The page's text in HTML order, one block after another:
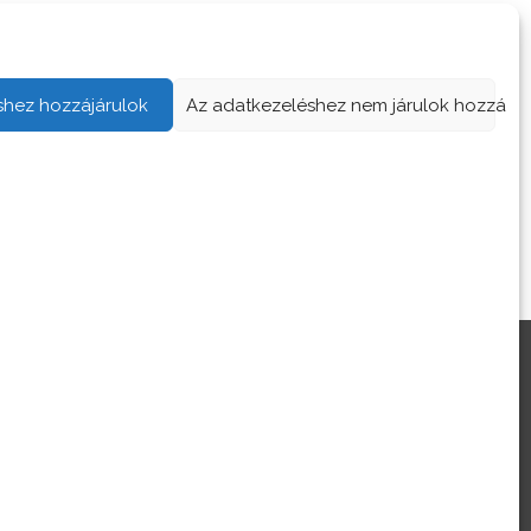
hozzájárulok Az adatkezeléshez nem járulok hozzá